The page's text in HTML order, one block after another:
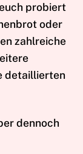
probiert
oder
zahlreiche
detaillierten
dennoch